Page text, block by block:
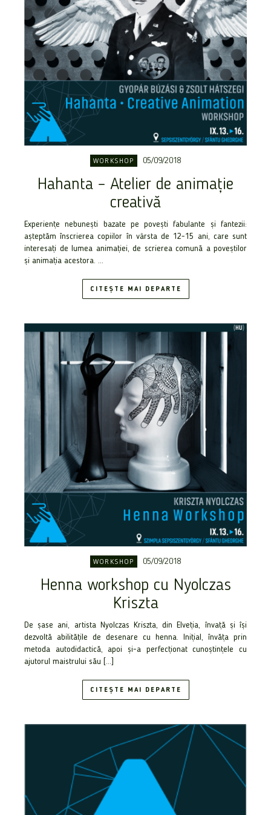
WORKSHOP 05/09/2018
Hahanta – Atelier de animație
creativă
Experiențe nebunești bazate pe povești fabulante și fantezii:
așteptăm înscrierea copiilor în vârsta de 12-15 ani, care sunt
interesați de lumea animației, de scrierea comună a poveștilor
și animația acestora. ...
CITEȘTE MAI DEPARTE
WORKSHOP 05/09/2018
Henna workshop cu Nyolczas
Kriszta
De șase ani, artista Nyolczas Kriszta, din Elveția, învață și își
dezvoltă abilitățile de desenare cu henna. Inițial, învăța prin
metoda autodidactică, apoi și-a perfecționat cunoștințele cu
ajutorul maistrului său […]
CITEȘTE MAI DEPARTE